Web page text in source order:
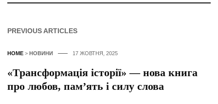
PREVIOUS ARTICLES
HOME > НОВИНИ 17 ЖОВТНЯ, 2025
«Трансформація історії» — нова книга
про любов, пам’ять і силу слова